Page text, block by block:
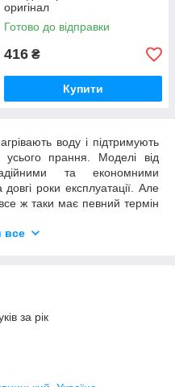
оригінал
Готово до відправки
416 ₴
Купити
воду і підтримують
прання. Моделі від
та економними
роки експлуатації. Але
ж таки має певний термін
різного розміру, форми
Від споживаної потужності
більш потужну не варто,
все
за рік